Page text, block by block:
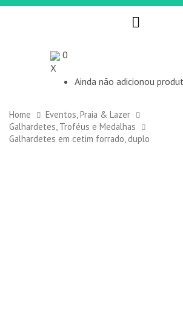
0
X
Ainda não adicionou
Home
Eventos, Praia & Lazer
Galhardetes, Troféus e Medalhas
Galhardetes em cetim forrado, duplo